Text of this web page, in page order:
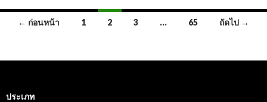
การนำ
โพสต์
← ก่อนหน้า 1 2 3 … 65 ถัดไป →
ประเภท